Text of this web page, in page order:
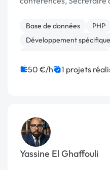
Base de données
PHP
Développement spécifique
SEO / GEO
Gestion de
50 €/h 1 projets
Yassine El Ghaffouli